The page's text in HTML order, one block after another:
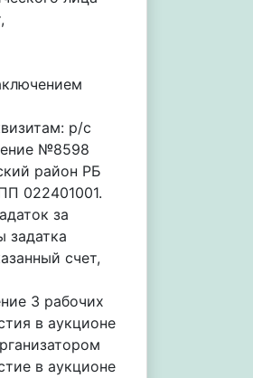
р/с
№8598
район РБ
022401001.
за
задатка
счет,
3 рабочих
в аукционе
в аукционе